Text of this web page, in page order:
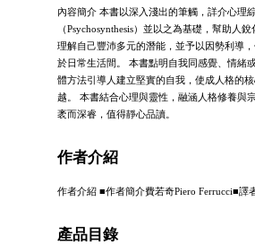
內容簡介 本書以深入淺出的筆觸，詳介心理
（Psychosynthesis）並以之為基礎，幫助人
理解自己豐沛多元的潛能，並予以因勢利導
於日常生活間。 本書點明自我同感覺、情緒
體方法引導人建立堅實的自我，使成人格的
越。 本書結合心理與靈性，融涵人格修養與
袤而深睿，值得靜心品讀。
作者介紹
作者介紹 ■作者簡介費若奇Piero Ferrucci■譯
產品目錄